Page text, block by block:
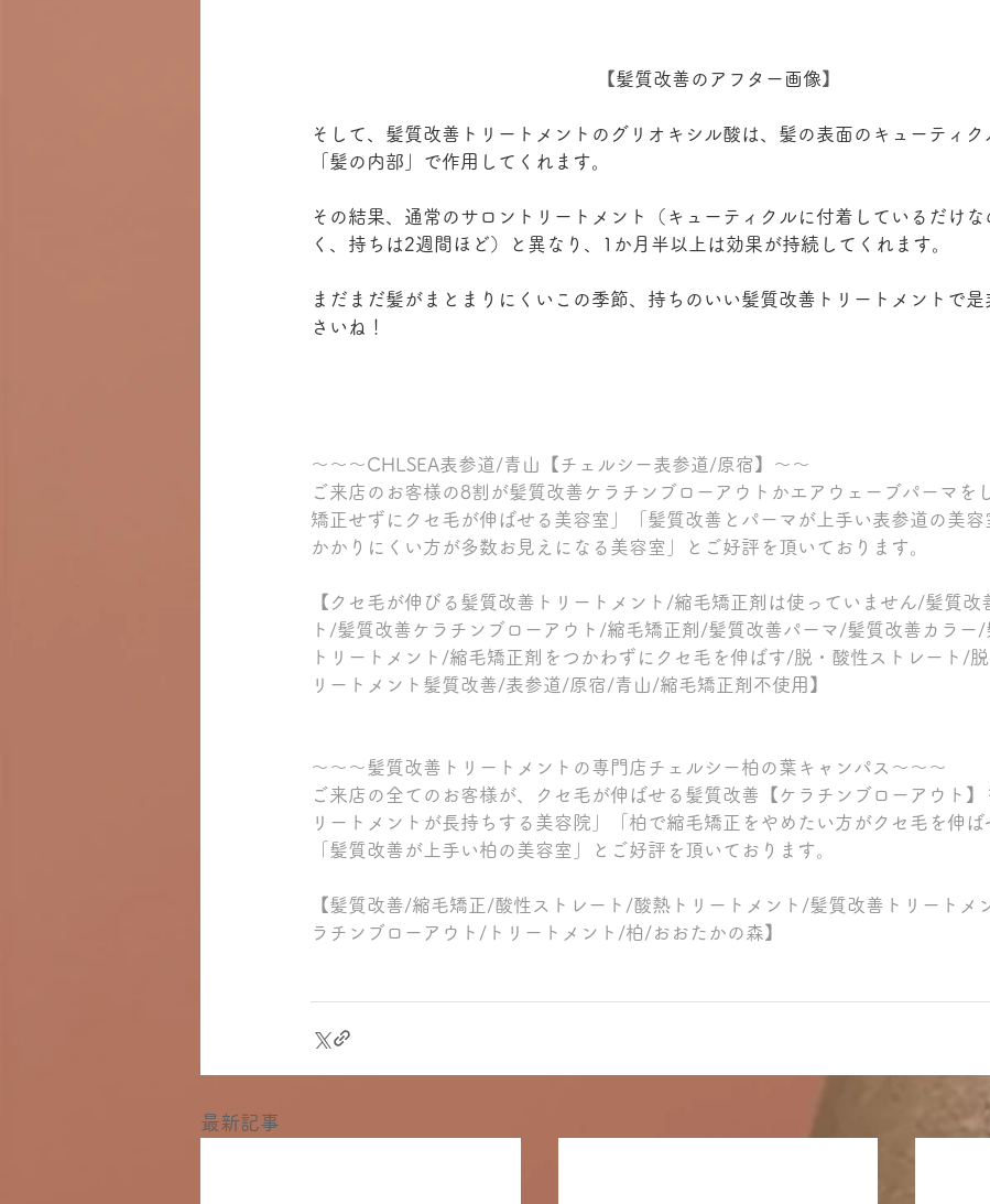
【髪質改善のアフター画像】
そして、髪質改善トリートメントのグリオキシル酸は、髪の表面のキューティク
「髪の内部」で作用してくれます。
その結果、通常のサロントリートメント（キューティクルに付着しているだけ
く、持ちは2週間ほど）と異なり、1か月半以上は効果が持続してくれます。
まだまだ髪がまとまりにくいこの季節、持ちのいい髪質改善トリートメントで
さいね！
～～～CHLSEA表参道/青山【チェルシー表参道/原宿】～～
ご来店のお客様の8割が髪質改善ケラチンブローアウトかエアウェーブパーマを
矯正せずにクセ毛が伸ばせる美容室」「髪質改善とパーマが上手い表参道の美
かかりにくい方が多数お見えになる美容室」とご好評を頂いております。
【クセ毛が伸びる髪質改善トリートメント/縮毛矯正剤は使っていません/髪質改
ト/髪質改善ケラチンブローアウト/縮毛矯正剤/髪質改善パーマ/髪質改善カラー
トリートメント/縮毛矯正剤をつかわずにクセ毛を伸ばす/脱・酸性ストレート/
リートメント髪質改善/表参道/原宿/青山/縮毛矯正剤不使用】
～～～髪質改善トリートメントの専門店チェルシー柏の葉キャンパス～～～
ご来店の全てのお客様が、クセ毛が伸ばせる髪質改善【ケラチンブローアウト】
リートメントが長持ちする美容院」「柏で縮毛矯正をやめたい方がクセ毛を伸ば
「髪質改善が上手い柏の美容室」とご好評を頂いております。
【髪質改善/縮毛矯正/酸性ストレート/酸熱トリートメント/髪質改善トリートメ
ラチンブローアウト/トリートメント/柏/おおたかの森】
最新記事